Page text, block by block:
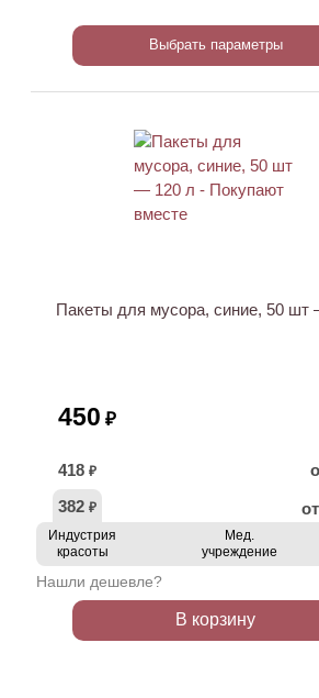
Выбрать параметры
Пакеты для мусора, синие, 50 шт
450 ₽
418 ₽
382 ₽
Индустрия
красоты
Мед.
учреждение
Нашли дешевле?
В корзину